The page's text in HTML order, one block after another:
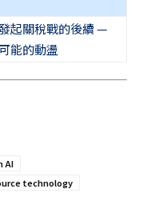
起關稅戰的後續 —
能的動盪
AI
technology